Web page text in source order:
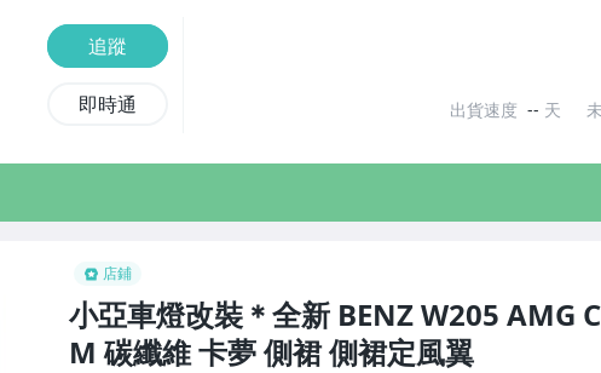
店鋪
小亞車燈改裝＊全新 BENZ W205 AMG
M 碳纖維 卡夢 側裙 側裙定風翼
追蹤
即時通 出貨速度 -- 天